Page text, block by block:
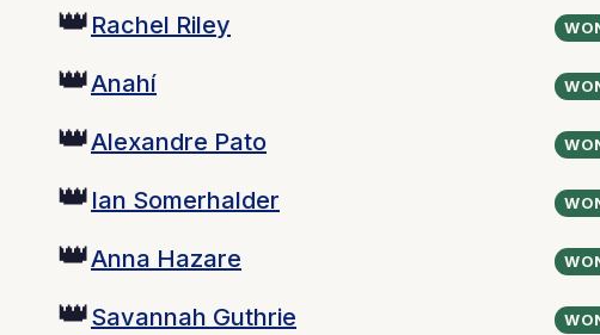
👑 Rachel Riley
👑Anahí
👑Alexandre Pato
👑 Ian Somerhalder
👑Anna Hazare
👑Savannah Guthrie